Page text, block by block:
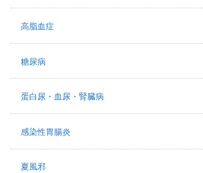
高脂血症
糖尿病
蛋白尿・血尿・腎臓病
感染性胃腸炎
夏風邪